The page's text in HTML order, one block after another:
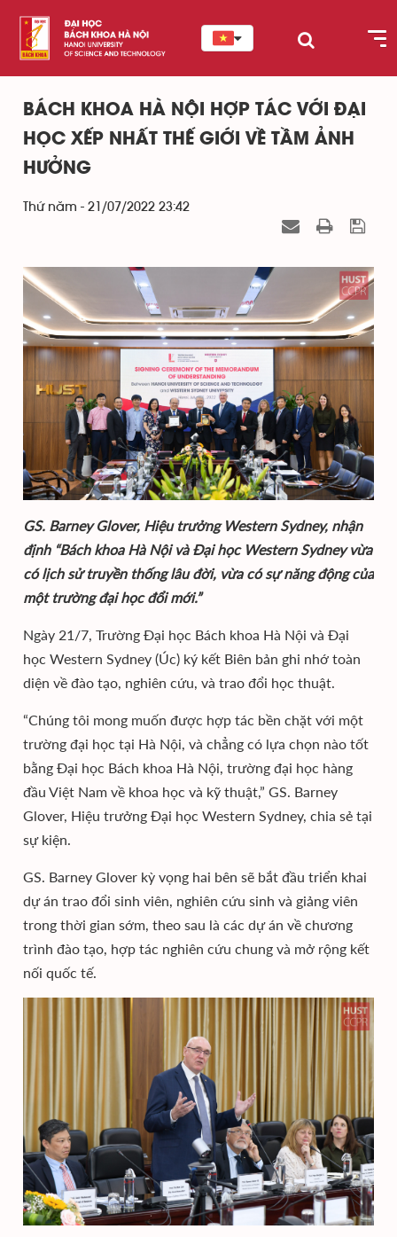
BÁCH KHOA HÀ NỘI HỢP TÁC VỚI ĐẠI
HỌC XẾP NHẤT THẾ GIỚI VỀ TẦM ẢNH
HƯỞNG
Thứ năm - 21/07/2022 23:42
GS. Barney Glover, Hiệu trưởng Western Sydney, nhận
định “Bách khoa Hà Nội và Đại học Western Sydney vừa
có lịch sử truyền thống lâu đời, vừa có sự năng động của
một trường đại học đổi mới.”
Ngày 21/7, Trường Đại học Bách khoa Hà Nội và Đại
học Western Sydney (Úc) ký kết Biên bản ghi nhớ toàn
diện về đào tạo, nghiên cứu, và trao đổi học thuật.
“Chúng tôi mong muốn được hợp tác bền chặt với một
trường đại học tại Hà Nội, và chẳng có lựa chọn nào tốt
bằng Đại học Bách khoa Hà Nội, trường đại học hàng
đầu Việt Nam về khoa học và kỹ thuật,” GS. Barney
Glover, Hiệu trưởng Đại học Western Sydney, chia sẻ tại
sự kiện.
GS. Barney Glover kỳ vọng hai bên sẽ bắt đầu triển khai
dự án trao đổi sinh viên, nghiên cứu sinh và giảng viên
trong thời gian sớm, theo sau là các dự án về chương
trình đào tạo, hợp tác nghiên cứu chung và mở rộng kết
nối quốc tế.